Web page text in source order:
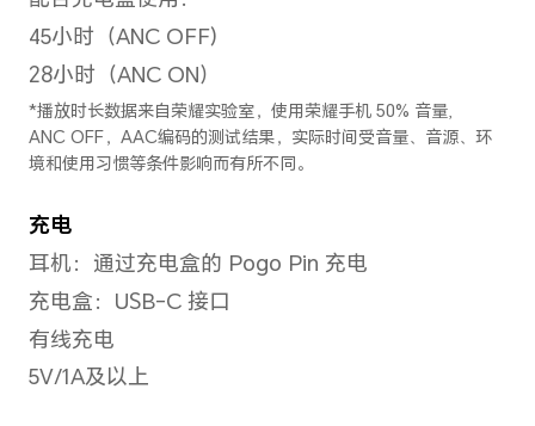
滑动触控
上滑/下滑